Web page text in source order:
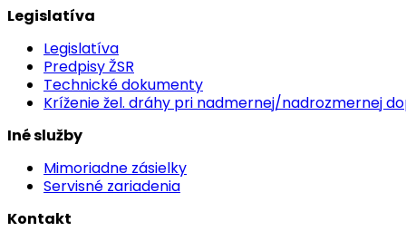
Legislatíva
Legislatíva
Predpisy ŽSR
Technické dokumenty
Kríženie žel. dráhy pri nadmernej/nadrozmernej
Iné služby
Mimoriadne zásielky
Servisné zariadenia
Kontakt